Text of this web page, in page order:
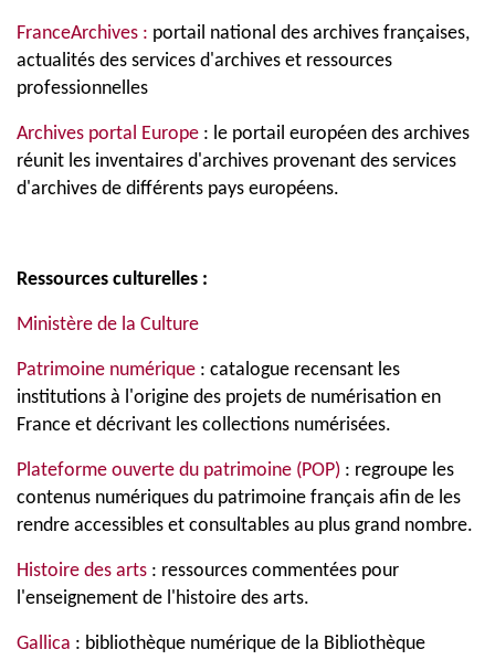
FranceArchives : portail national des archives françaises,
actualités des services d'archives et ressources
professionnelles
Archives portal Europe : le portail européen des archives
réunit les inventaires d'archives provenant des services
d'archives de différents pays européens.
Ressources culturelles :
Ministère de la Culture
Patrimoine numérique : catalogue recensant les
institutions à l'origine des projets de numérisation en
France et décrivant les collections numérisées.
Plateforme ouverte du patrimoine (POP) : regroupe les
contenus numériques du patrimoine français afin de les
rendre accessibles et consultables au plus grand nombre.
Histoire des arts : ressources commentées pour
l'enseignement de l'histoire des arts.
Gallica : bibliothèque numérique de la Bibliothèque